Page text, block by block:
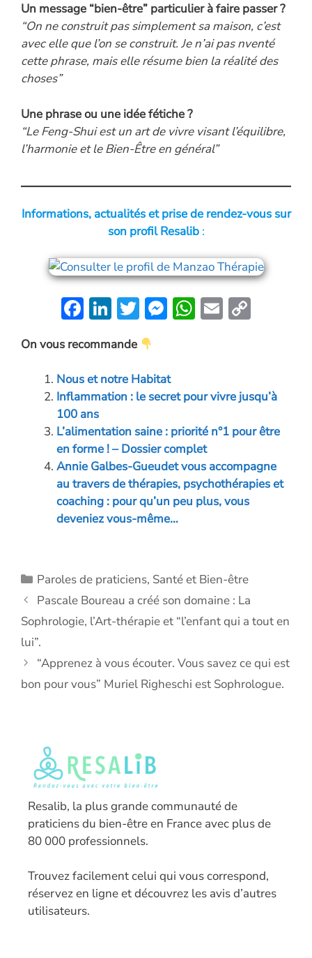
Un message “bien-être” particulier à faire passer ?
“On ne construit pas simplement sa maison, c’est
avec elle que l’on se construit. Je n’ai pas nventé
cette phrase, mais elle résume bien la réalité des
choses”
Une phrase ou une idée fétiche ?
“Le Feng-Shui est un art de vivre visant l’équilibre,
l’harmonie et le Bien-Être en général”
Informations, actualités et prise de rendez-vous sur
son profil Resalib:
F
e
b
o
o
k
Li
k
e
dI
n
T
w
itt
er
M
g
er
W
A
p
p
E
Li
n
k
On vous recommande
Nous et notre Habitat
Inflammation : le secret pour vivre jusqu’à
100 ans
L’alimentation saine : priorité n°1 pour être
en forme ! – Dossier complet
Annie Galbes-Gueudet vous accompagne
au travers de thérapies, psychothérapies et
coaching : pour qu’un peu plus, vous
deveniez vous-même…
Catégories
Paroles de praticiens, Santé et Bien-être
Pascale Boureau a créé son domaine : La
Sophrologie, l’Art-thérapie et “l’enfant qui a tout en
lui”.
“Apprenez à vous écouter. Vous savez ce qui est
bon pour vous” Muriel Righeschi est Sophrologue.
Resalib, la plus grande communauté de
praticiens du bien-être en France avec plus de
80 000 professionnels.
Trouvez facilement celui qui vous correspond,
réservez en ligne et découvrez les avis d’autres
utilisateurs.